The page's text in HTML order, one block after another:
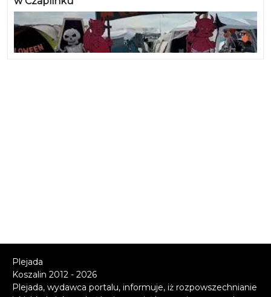
Plejada
Koszalin 2012 - 2026
Plejada, wydawca portalu, informuje, iż rozpowszechnianie